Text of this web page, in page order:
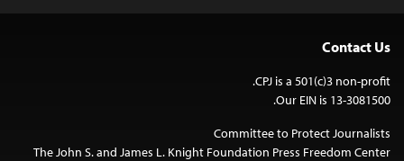
Contact Us
CPJ is a 501(c)3 non-profit.
Our EIN is 13-3081500.
Committee to Protect Journalists
The John S. and James L. Knight Foundation Press Freedom Center